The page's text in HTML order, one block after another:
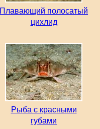
Плавающий полосатый
цихлид
Рыба с красными
губами